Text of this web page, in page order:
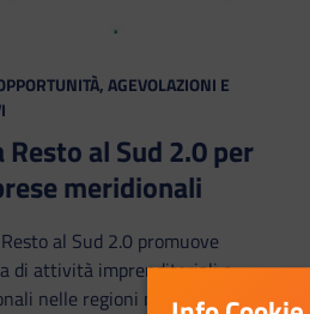
AGEVOLAZIONI E
al Sud 2.0 per
meridionali
al Sud 2.0 promuove
di attività imprenditoriali e
nelle regioni meridionali